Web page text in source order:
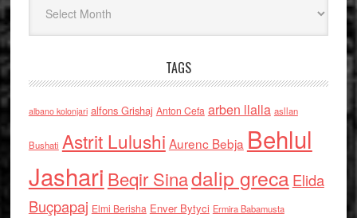
TAGS
albano kolonjari alfons Grishaj Anton Cefa arben llalla asllan
Bushati Astrit Lulushi Aurenc Bebja Behlul
Jashari Beqir Sinadalip grecaElida
Buçpapaj Elmi Berisha Enver Bytyci Ermira Babamusta